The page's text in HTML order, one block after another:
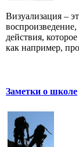
Визуализация –
действия,
как например,
Заметки о школе